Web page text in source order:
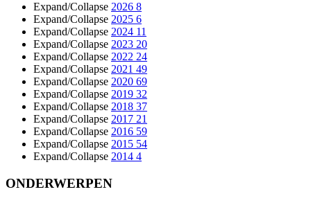
Expand/Collapse 2026 8
Expand/Collapse 2025 6
Expand/Collapse 2024 11
Expand/Collapse 2023 20
Expand/Collapse 2022 24
Expand/Collapse 2021 49
Expand/Collapse 2020 69
Expand/Collapse 2019 32
Expand/Collapse 2018 37
Expand/Collapse 2017 21
Expand/Collapse 2016 59
Expand/Collapse 2015 54
Expand/Collapse 2014 4
ONDERWERPEN